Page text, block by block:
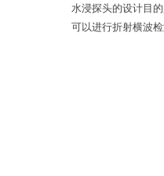
水浸探头的设计目
可以进行折射横波